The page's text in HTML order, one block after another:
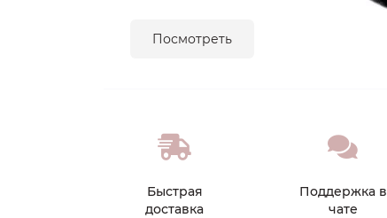
Посмотреть
Быстрая
доставка
Поддержка в
чате